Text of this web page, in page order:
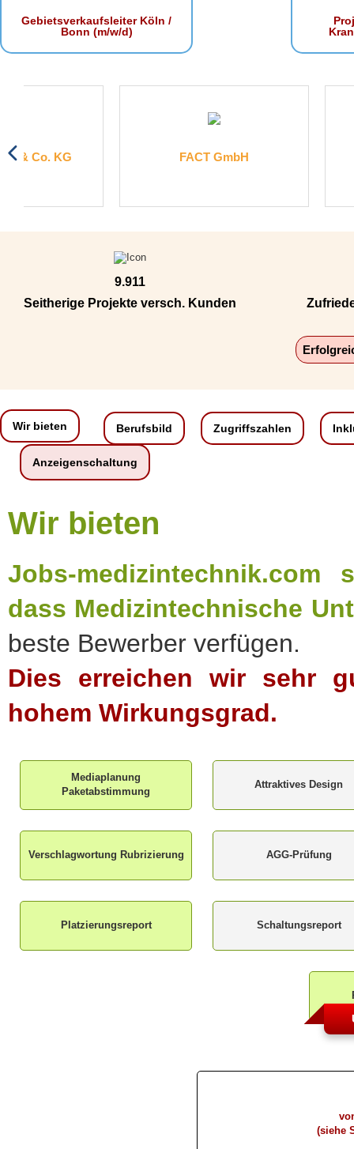
Gebietsverkaufsleiter Köln /
Bonn (m/w/d)
9.911
Seitherige Projekte versch. Kunden
Wir bieten Berufsbild Zugriffszahlen
Anzeigenschaltung
Wir bieten
Jobs-
dass Medizintechnische
beste Bewerber verfügen.
Dies erreichen wir sehr
hohem Wirkungsgrad.
Mediaplanung
Paketabstimmung
Attraktives Design
Verschlagwortung Rubrizierung AGG-Prüfung
Platzierungsreport Schaltungsreport
(siehe